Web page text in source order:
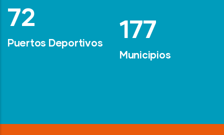
101
Puertos Deportivos 247
Municipios